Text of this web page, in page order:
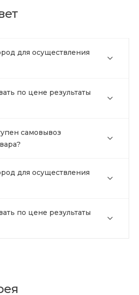
для осуществления
по цене результаты
самовывоз
для осуществления
по цене результаты